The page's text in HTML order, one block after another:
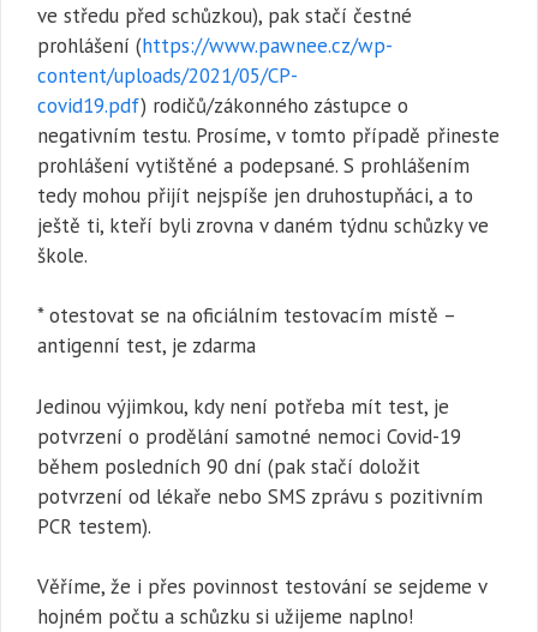
ve středu před schůzkou), pak stačí čestné
prohlášení (https://www.pawnee.cz/wp-
content/uploads/2021/05/CP-
covid19.pdf) rodičů/zákonného zástupce o
negativním testu. Prosíme, v tomto případě přineste
prohlášení vytištěné a podepsané. S prohlášením
tedy mohou přijít nejspíše jen druhostupňáci, a to
ještě ti, kteří byli zrovna v daném týdnu schůzky ve
škole.
* otestovat se na oficiálním testovacím místě –
antigenní test, je zdarma
Jedinou výjimkou, kdy není potřeba mít test, je
potvrzení o prodělání samotné nemoci Covid-19
během posledních 90 dní (pak stačí doložit
potvrzení od lékaře nebo SMS zprávu s pozitivním
PCR testem).
Věříme, že i přes povinnost testování se sejdeme v
hojném počtu a schůzku si užijeme naplno!